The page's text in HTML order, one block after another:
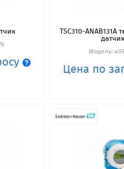
TSC310-ANAB131A
датчик
Модель:
Цена по